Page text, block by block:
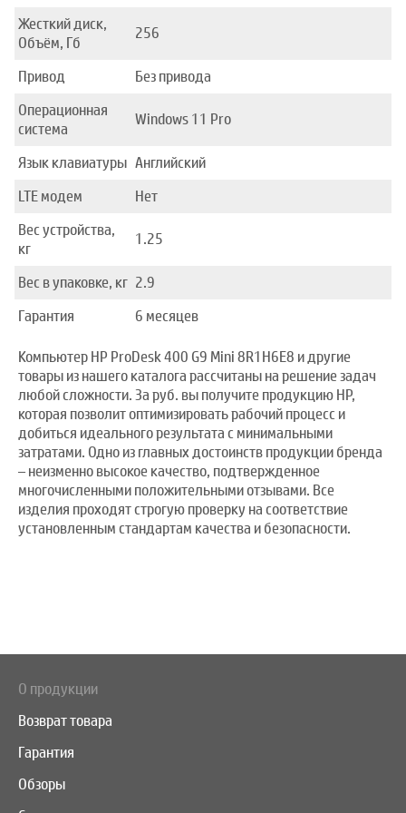
Жесткий диск,
Объём, Гб
256
Привод
Без привода
Операционная
система
Windows 11 Pro
Язык клавиатуры Английский
LTE модем
Нет
Вес устройства,
кг
1.25
Вес в упаковке, кг 2.9
Гарантия
6 месяцев
Компьютер HP ProDesk 400 G9 Mini 8R1H6E8 и другие
товары из нашего каталога рассчитаны на решение задач
любой сложности. За руб. вы получите продукцию HP,
которая позволит оптимизировать рабочий процесс и
добиться идеального результата с минимальными
затратами. Одно из главных достоинств продукции бренда
– неизменно высокое качество, подтвержденное
многочисленными положительными отзывами. Все
изделия проходят строгую проверку на соответствие
установленным стандартам качества и безопасности.
О продукции
Возврат товара
Гарантия
Обзоры